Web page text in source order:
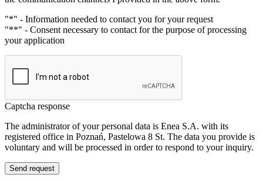
"*" - Information needed to contact you for your request
"**" - Consent necessary to contact for the purpose of processing
your application
Captcha response
The administrator of your personal data is Enea S.A. with its
registered office in Poznań, Pastelowa 8 St. The data you provide is
voluntary and will be processed in order to respond to your inquiry.
Send request